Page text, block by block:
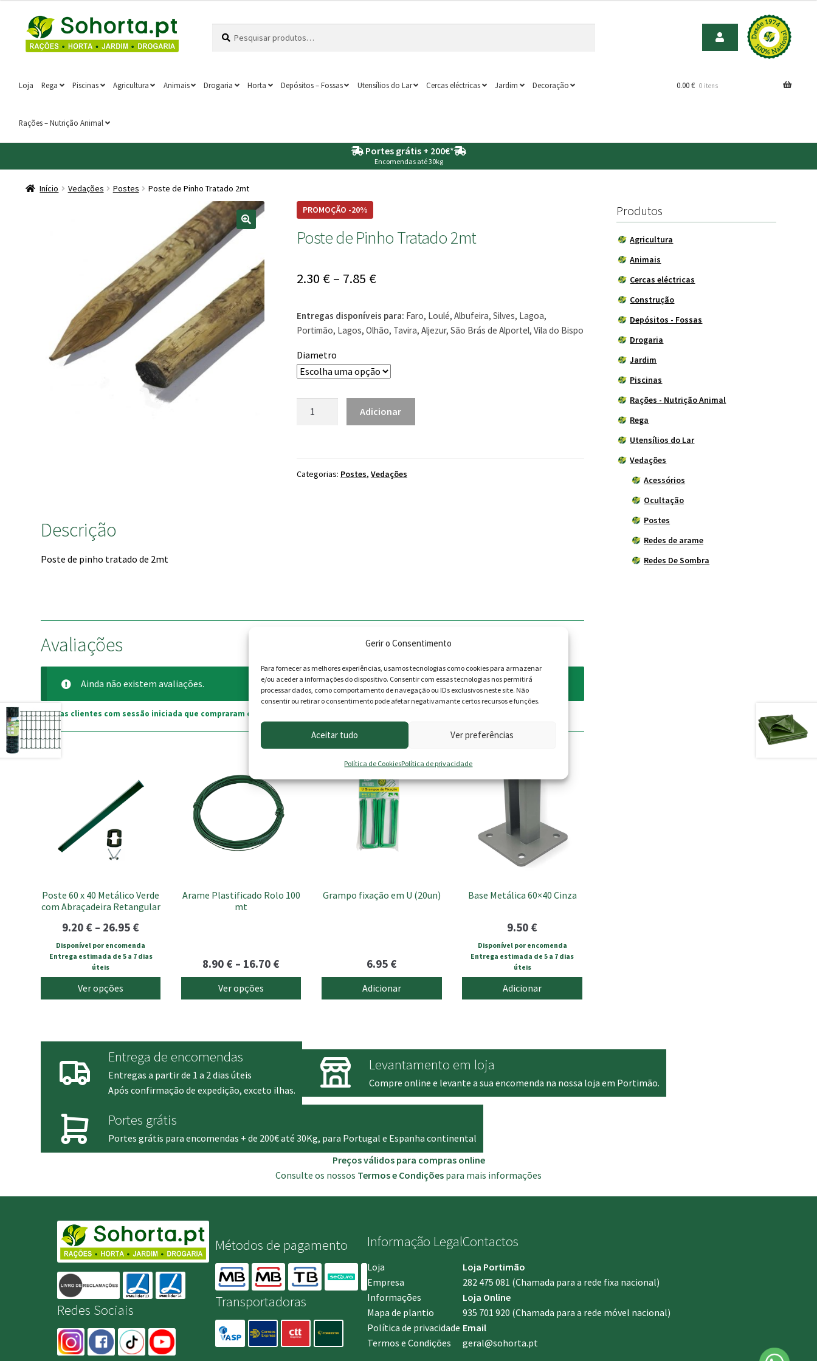
Gerir o Consentimento
Para fornecer as melhores experiências, usamos tecnologias como cookies para armazenar
e/ou aceder a informações do dispositivo. Consentir com essas tecnologias nos permitirá
processar dados, como comportamento de navegação ou IDs exclusivos neste site. Não
consentir ou retirar o consentimento pode afetar negativamante certos recursos e funções.
Aceitar tudo Ver preferências
Política de CookiesPolítica de privacidade
Ir
para
a
Saltar
para
o
por:
Loja Rega Piscinas Agricultura Animais Drogaria Horta Depósitos – Fossas Utensílios do Lar Cercas eléctricas Jardim Decoração
Rações – Nutrição Animal
0.00€ 0 itens
Portes grátis + 200€*
Encomendas até 30kg
Início Vedações Postes
Poste de Pinho Tratado 2mt
PROMOÇÃO -20%
Poste de Pinho Tratado 2mt
2.30 € – 7.85 €Price
2.30 €
7.85 €
Entregas disponíveis para: Faro, Loulé, Albufeira, Silves, Lagoa,
Portimão, Lagos, Olhão, Tavira, Aljezur, São Brás de Alportel, Vila do Bispo
Diametro
Tratado
Adicionar
Categorias: Postes, Vedações
Descrição
Poste de pinho tratado de 2mt
Avaliações
Ainda não existem avaliações.
Apenas clientes com sessão iniciada que compraram este produto podem deixar opinião.
Poste 60 x 40 Metálico Verde
com Abraçadeira Retangular
9.20 € – 26.95 €
range:
9.20 €
through
26.95 €
Disponível por encomenda
Entrega estimada de 5 a 7 dias
úteis
Ver opções
options
on
the
product
Arame Plastificado Rolo 100
mt
8.90 € – 16.70 €
range:
8.90 €
Ver opções
multiple
variants.
options
on
Grampo fixação em U (20un)
6.95 €
Adicionar
Base Metálica 60×40 Cinza
9.50 €
Disponível por encomenda
Entrega estimada de 5 a 7 dias
úteis
Adicionar
Produtos
Agricultura
Animais
Cercas eléctricas
Construção
Depósitos - Fossas
Drogaria
Jardim
Piscinas
Rações - Nutrição Animal
Rega
Utensílios do Lar
Vedações
Acessórios
Ocultação
Postes
Redes de arame
Redes De Sombra
Entrega de encomendas
Entregas a partir de 1 a 2 dias úteis
Após confirmação de expedição, exceto ilhas.
Levantamento em loja
Compre online e levante a sua encomenda na nossa loja em Portimão.
Portes grátis
Portes grátis para encomendas + de 200€ até 30Kg, para Portugal e Espanha continental
Preços válidos para compras online
Consulte os nossos Termos e Condições para mais informações
Redes Sociais
Métodos de pagamento
Transportadoras
Informação Legal
Loja
Empresa
Informações
Mapa de plantio
Política de privacidade
Termos e Condições
Contactos
Loja Portimão
282 475 081 (Chamada para a rede fixa nacional)
Loja Online
935 701 920 (Chamada para a rede móvel nacional)
Email
geral@sohorta.pt
through